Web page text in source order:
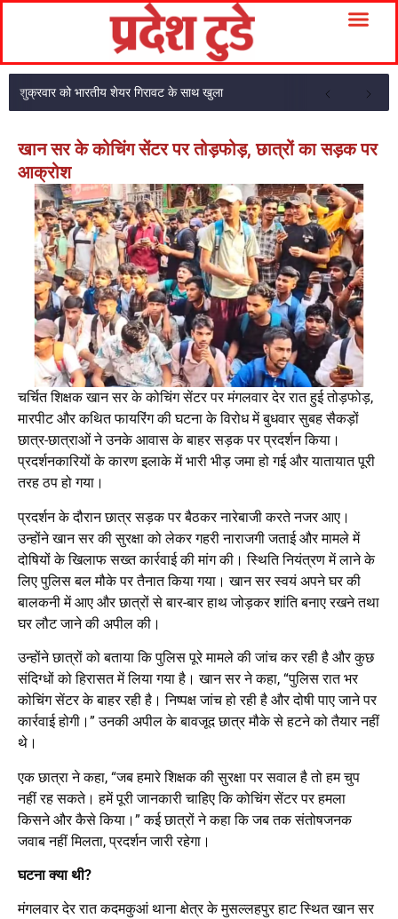
शुक्रवार को भारतीय शेयर गिरावट के साथ खुला
खान सर के कोचिंग सेंटर पर तोड़फोड़, छात्रों का सड़क पर
आक्रोश
चर्चित शिक्षक खान सर के कोचिंग सेंटर पर मंगलवार देर रात हुई तोड़फोड़,
मारपीट और कथित फायरिंग की घटना के विरोध में बुधवार सुबह सैकड़ों
छात्र-छात्राओं ने उनके आवास के बाहर सड़क पर प्रदर्शन किया।
प्रदर्शनकारियों के कारण इलाके में भारी भीड़ जमा हो गई और यातायात पूरी
तरह ठप हो गया।
प्रदर्शन के दौरान छात्र सड़क पर बैठकर नारेबाजी करते नजर आए।
उन्होंने खान सर की सुरक्षा को लेकर गहरी नाराजगी जताई और मामले में
दोषियों के खिलाफ सख्त कार्रवाई की मांग की। स्थिति नियंत्रण में लाने के
लिए पुलिस बल मौके पर तैनात किया गया। खान सर स्वयं अपने घर की
बालकनी में आए और छात्रों से बार-बार हाथ जोड़कर शांति बनाए रखने तथा
घर लौट जाने की अपील की।
उन्होंने छात्रों को बताया कि पुलिस पूरे मामले की जांच कर रही है और कुछ
संदिग्धों को हिरासत में लिया गया है। खान सर ने कहा, “पुलिस रात भर
कोचिंग सेंटर के बाहर रही है। निष्पक्ष जांच हो रही है और दोषी पाए जाने पर
कार्रवाई होगी।” उनकी अपील के बावजूद छात्र मौके से हटने को तैयार नहीं
थे।
एक छात्रा ने कहा, “जब हमारे शिक्षक की सुरक्षा पर सवाल है तो हम चुप
नहीं रह सकते। हमें पूरी जानकारी चाहिए कि कोचिंग सेंटर पर हमला
किसने और कैसे किया।” कई छात्रों ने कहा कि जब तक संतोषजनक
जवाब नहीं मिलता, प्रदर्शन जारी रहेगा।
घटना क्या थी?
मंगलवार देर रात कदमकुआं थाना क्षेत्र के मुसल्लहपुर हाट स्थित खान सर